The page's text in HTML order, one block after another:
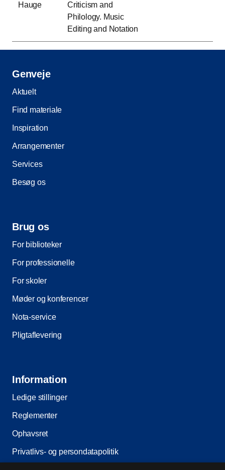
Hauge
Criticism and
Philology. Music
Editing and Notation
Genveje
Aktuelt
Find materiale
Inspiration
Arrangementer
Services
Besøg os
Brug os
For biblioteker
For professionelle
For skoler
Møder og konferencer
Nota-service
Pligtaflevering
Information
Ledige stillinger
Reglementer
Ophavsret
Privatlivs- og persondatapolitik